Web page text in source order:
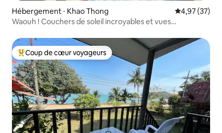
Hébergement ⋅ Khao Thong Évaluation
4,97 (37)
Waouh ! Couchers de soleil incroyables et vues
Coups de cœur voyageurs les plus appréciés
Coup de cœur voyageurs